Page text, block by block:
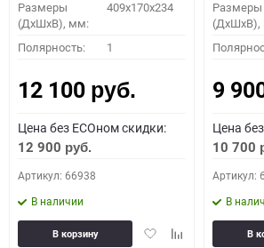
Размеры
(ДхШхВ), мм:
409x170x234
Полярность: 1
12 100 руб.
Цена без ECOном скидки:
12 900 руб.
Артикул: 66938
В наличии
ДобавитьДобавить
В корзину
Размеры
9
Цена
10 700
Артикул:
В
В